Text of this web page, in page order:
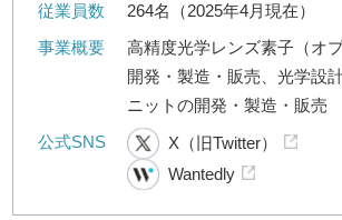
従業員数
264名（2025年4月現在）
事業概要
高精度光学レンズ素子（オ
開発・製造・販売、光学設
ニットの開発・製造・販売
公式SNS
X（旧Twitter）
Wantedly